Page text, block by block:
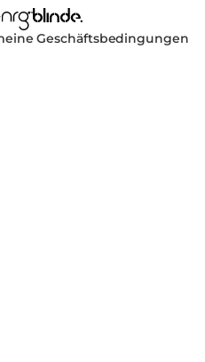
Bioethanol
Blinde Design
Geschäftsbedingungen